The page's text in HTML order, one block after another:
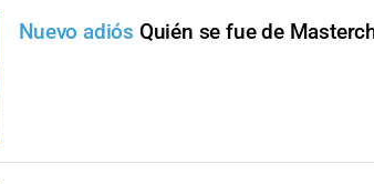
Nuevo adiós Quién se fue de